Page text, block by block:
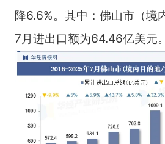
降6.6%。其中：佛山市（境
7月进出口额为64.46亿美元。